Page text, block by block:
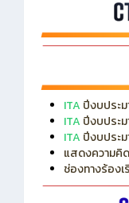
ITA ปีงบประ
ITA ปีงบประ
ITA ปีงบประ
แสดงความคิ
ช่องทางร้องเ